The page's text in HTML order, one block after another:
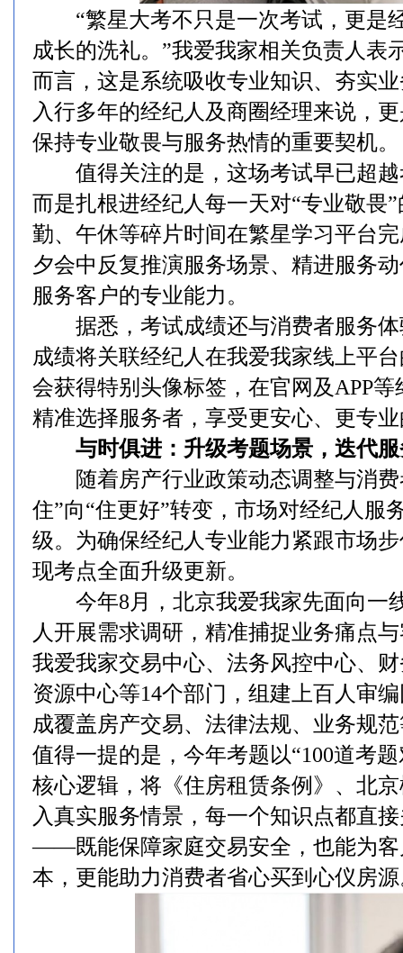
“繁星大考不只是一次考试，更是
成长的洗礼。”我爱我家相关负责人表
而言，这是系统吸收专业知识、夯实
入行多年的经纪人及商圈经理来说，
保持专业敬畏与服务热情的重要契机。
值得关注的是，这场考试早已超越
而是扎根进经纪人每一天对“专业敬畏
勤、午休等碎片时间在繁星学习平台
夕会中反复推演服务场景、精进服务
服务客户的专业能力。
据悉，考试成绩还与消费者服务体
成绩将关联经纪人在我爱我家线上平
会获得特别头像标签，在官网及APP
精准选择服务者，享受更安心、更专
与时俱进：升级考题场景，迭代服
随着房产行业政策动态调整与消费
住”向“住更好”转变，市场对经纪人服
级。为确保经纪人专业能力紧跟市场
现考点全面升级更新。
今年8月，北京我爱我家先面向一
人开展需求调研，精准捕捉业务痛点
我爱我家交易中心、法务风控中心、
资源中心等14个部门，组建上百人审
成覆盖房产交易、法律法规、业务规
值得一提的是，今年考题以“100道考
核心逻辑，将《住房租赁条例》、北
入真实服务情景，每一个知识点都直
——既能保障家庭交易安全，也能为客
本，更能助力消费者省心买到心仪房